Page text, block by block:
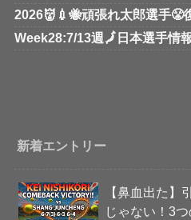
2026👹💉🐝頑張れ太郎選手😤
Week28:7/13週 🗾 日本選手情
新着エントリー
【鼻血出た】
じゃない！3